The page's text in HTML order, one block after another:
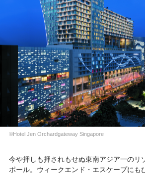
©Hotel Jen Orchardgateway Singapore
今や押しも押されもせぬ東南アジア一のリ
ポール。ウィークエンド・エスケープにも